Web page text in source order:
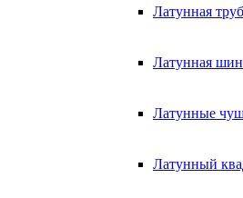
Латунная
Латунная
Латунные
Латунный